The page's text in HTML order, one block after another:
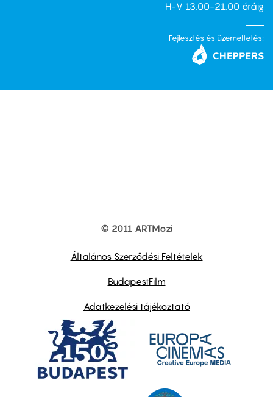
H-V 13.00-21.00 óráig
Fejlesztés és üzemeltetés:
© 2011 ARTMozi
Általános Szerződési Feltételek
BudapestFilm
Adatkezelési tájékoztató